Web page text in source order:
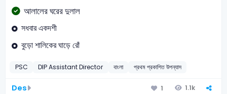
আলালের ঘরের দুলাল
সধবার একদশী
বুড়ো শালিকের ঘাড়ে রোঁ
PSC DIP Assistant Director বাংলা প্রথম প্রকাশিত উপন্যাস
Des 1 1.1k